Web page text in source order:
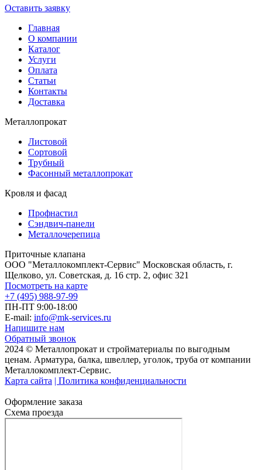
Оставить заявку
Главная
О компании
Каталог
Услуги
Оплата
Статьи
Контакты
Доставка
Металлопрокат
Листовой
Сортовой
Трубный
Фасонный металлопрокат
Кровля и фасад
Профнастил
Сэндвич-панели
Металлочерепица
Приточные клапана
ООО "Металлокомплект-Сервис" Московская область, г.
Щелково, ул. Советская, д. 16 стр. 2, офис 321
Посмотреть на карте
+7 (495) 988-97-99
ПН-ПТ 9:00-18:00
E-mail: info@mk-services.ru
Напишите нам
Обратный звонок
2024 © Металлопрокат и стройматериалы по выгодным
ценам. Арматура, балка, швеллер, уголок, труба от компании
Металлокомплект-Сервис.
Карта сайта | Политика конфиденциальности
Оформление заказа
Схема проезда